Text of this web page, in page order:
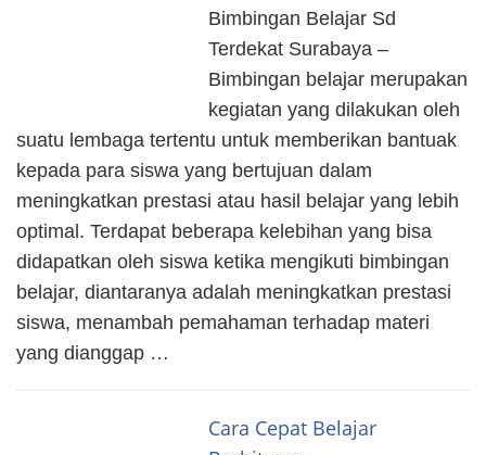
Bimbingan Belajar Sd
Terdekat Surabaya –
Bimbingan belajar merupakan
kegiatan yang dilakukan oleh
suatu lembaga tertentu untuk memberikan bantuak
kepada para siswa yang bertujuan dalam
meningkatkan prestasi atau hasil belajar yang lebih
optimal. Terdapat beberapa kelebihan yang bisa
didapatkan oleh siswa ketika mengikuti bimbingan
belajar, diantaranya adalah meningkatkan prestasi
siswa, menambah pemahaman terhadap materi
yang dianggap …
Cara Cepat Belajar